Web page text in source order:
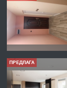
ПРЕДЛАГА